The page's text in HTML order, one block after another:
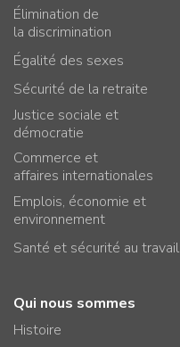
Élimination de
la discrimination
Égalité des sexes
Sécurité de la retraite
Justice sociale et
démocratie
Commerce et
affaires internationales
Emplois, économie et
environnement
Santé et sécurité au travail
Qui nous sommes
Histoire